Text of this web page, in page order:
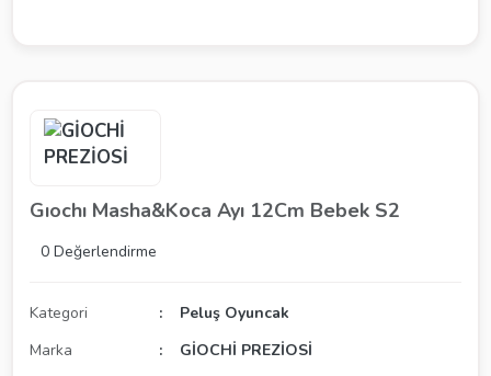
Gıochı Masha&Koca Ayı 12Cm Bebek S2
0 Değerlendirme
Kategori
Peluş Oyuncak
Marka
GİOCHİ PREZİOSİ